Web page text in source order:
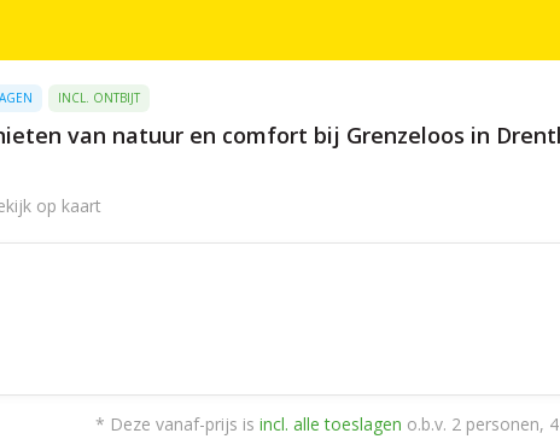
INCL. ONTBIJT
van natuur en comfort bij Grenzeloos in
op kaart
* Deze vanaf-prijs is incl. alle toeslagen o.b.v. 2 personen,